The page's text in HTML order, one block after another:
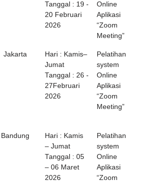
Tanggal : 19 -
20 Februari
2026
Online
Aplikasi
“Zoom
Meeting”
Jakarta
Hari : Kamis–
Jumat
Tanggal : 26 -
27Februari
2026
Pelatihan
system
Online
Aplikasi
“Zoom
Meeting”
Bandung
Hari : Kamis
– Jumat
Tanggal : 05
– 06 Maret
2026
Pelatihan
system
Online
Aplikasi
“Zoom